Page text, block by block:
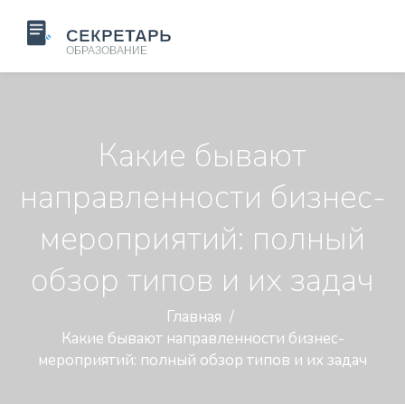
Какие бывают
направленности бизнес-
мероприятий: полный
обзор типов и их задач
Главная
Какие бывают направленности бизнес-
мероприятий: полный обзор типов и их задач